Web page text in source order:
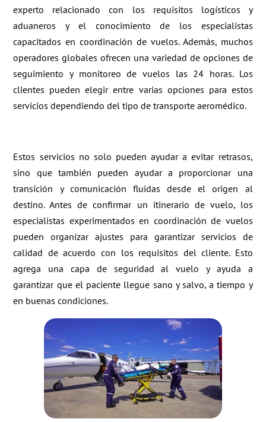
experto relacionado con los requisitos logísticos y
aduaneros y el conocimiento de los especialistas
capacitados en coordinación de vuelos. Además, muchos
operadores globales ofrecen una variedad de opciones de
seguimiento y monitoreo de vuelos las 24 horas. Los
clientes pueden elegir entre varias opciones para estos
servicios dependiendo del tipo de transporte aeromédico.
Estos servicios no solo pueden ayudar a evitar retrasos,
sino que también pueden ayudar a proporcionar una
transición y comunicación fluidas desde el origen al
destino. Antes de confirmar un itinerario de vuelo, los
especialistas experimentados en coordinación de vuelos
pueden organizar ajustes para garantizar servicios de
calidad de acuerdo con los requisitos del cliente. Esto
agrega una capa de seguridad al vuelo y ayuda a
garantizar que el paciente llegue sano y salvo, a tiempo y
en buenas condiciones.